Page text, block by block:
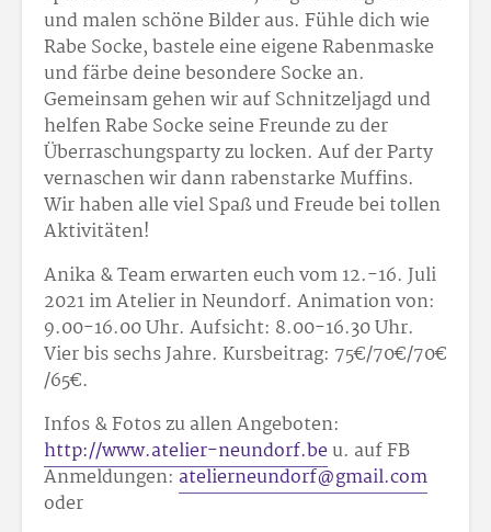
und malen schöne Bilder aus. Fühle dich wie
Rabe Socke, bastele eine eigene Rabenmaske
und färbe deine besondere Socke an.
Gemeinsam gehen wir auf Schnitzeljagd und
helfen Rabe Socke seine Freunde zu der
Überraschungsparty zu locken. Auf der Party
vernaschen wir dann rabenstarke Muffins.
Wir haben alle viel Spaß und Freude bei tollen
Aktivitäten!
Anika & Team erwarten euch vom 12.-16. Juli
2021 im Atelier in Neundorf. Animation von:
9.00-16.00 Uhr. Aufsicht: 8.00-16.30 Uhr.
Vier bis sechs Jahre. Kursbeitrag: 75€/70€/70€
/65€.
Infos & Fotos zu allen Angeboten:
http://www.atelier-neundorf.beu. auf FB
Anmeldungen: atelierneundorf@gmail.com
oder